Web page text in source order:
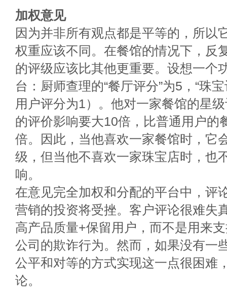
加权意见
因为并非所有观点都是平等的，所以
权重应该不同。在餐馆的情况下，反
的评级应该比其他更重要。设想一个
台：厨师查理的“餐厅评分”为5，“珠
用户评分为1）。他对一家餐馆的星
的评价影响要大10倍，比普通用户的
倍。因此，当他喜欢一家餐馆时，它
级，但当他不喜欢一家珠宝店时，也
响。
在意见完全加权和分配的平台中，评
营销的投资将受挫。客户评论很难失
高产品质量+保留用户，而不是用来
公司的欺诈行为。然而，如果没有一
公平和对等的方式实现这一点很困难
论。